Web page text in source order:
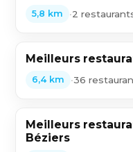
5,8 km •2
Meilleurs
6,4 km •36
Meilleurs
Béziers